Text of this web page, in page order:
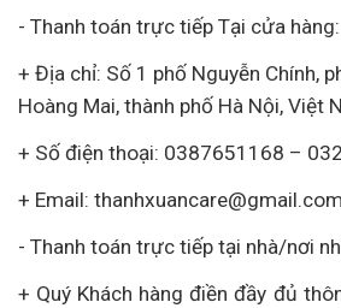
- Thanh toán trực tiếp Tại cửa hàng:
+ Địa chỉ: Số 1 phố Nguyễn Chính,
Hoàng Mai, thành phố Hà Nội, Việt
+ Số điện thoại: 0387651168 –
+ Email: thanhxuancare@gmail.com
- Thanh toán trực tiếp tại nhà/nơi
+ Quý Khách hàng điền đầy đủ